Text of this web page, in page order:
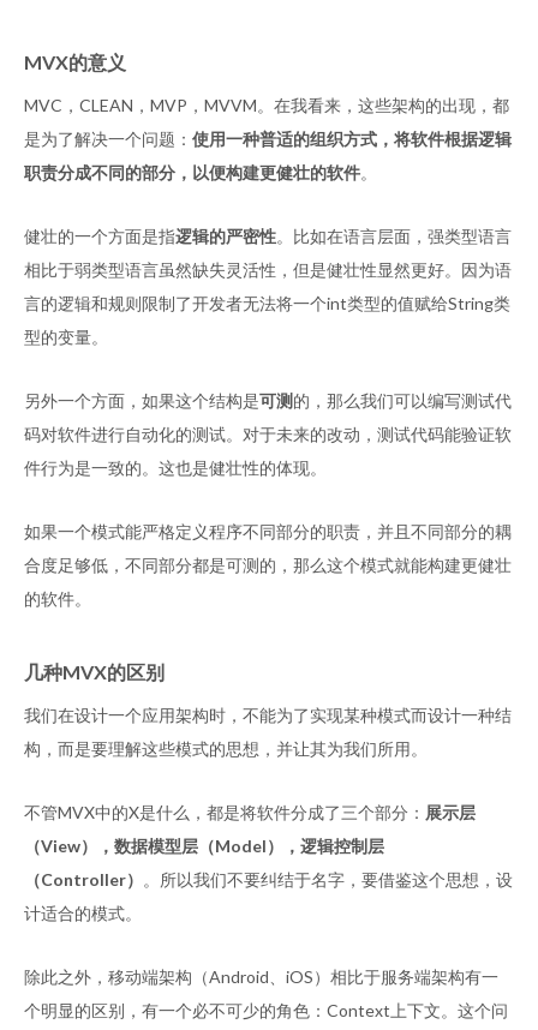
MVX的意义
MVC，CLEAN，MVP，MVVM。在我看来，这些架构的出现，都
是为了解决一个问题： 使用一种普适的组织方式，将软件根据逻辑
职责分成不同的部分，以便构建更健壮的软件。
健壮的一个方面是指逻辑的严密性。比如在语言层面，强类型语言
相比于弱类型语言虽然缺失灵活性，但是健壮性显然更好。因为语
言的逻辑和规则限制了开发者无法将一个int类型的值赋给String类
型的变量。
另外一个方面，如果这个结构是可测的，那么我们可以编写测试代
码对软件进行自动化的测试。对于未来的改动，测试代码能验证软
件行为是一致的。这也是健壮性的体现。
如果一个模式能严格定义程序不同部分的职责，并且不同部分的耦
合度足够低，不同部分都是可测的，那么这个模式就能构建更健壮
的软件。
几种MVX的区别
我们在设计一个应用架构时，不能为了实现某种模式而设计一种结
构，而是要理解这些模式的思想，并让其为我们所用。
不管MVX中的X是什么，都是将软件分成了三个部分： 展示层
（View），数据模型层（Model），逻辑控制层
（Controller） 。所以我们不要纠结于名字，要借鉴这个思想，设
计适合的模式。
除此之外，移动端架构（Android、iOS）相比于服务端架构有一
个明显的区别，有一个必不可少的角色：Context上下文。这个问